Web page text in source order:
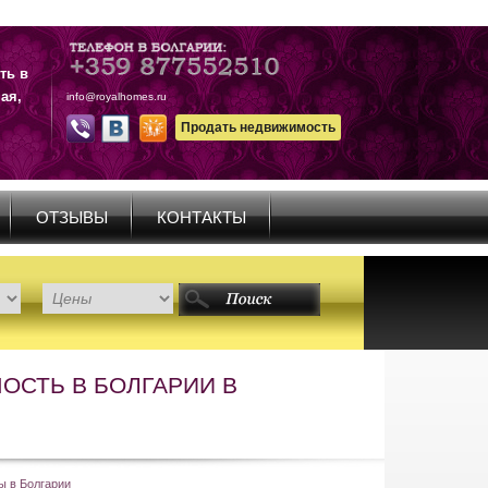
в
info@royalhomes.ru
Продать недвижимость
ОТЗЫВЫ КОНТАКТЫ
В БОЛГАРИИ В
в Болгарии